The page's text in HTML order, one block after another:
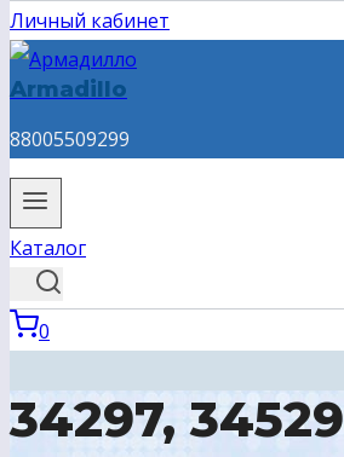
Личный кабинет
Armadillo
88005509299
Каталог
0
34297, 34529